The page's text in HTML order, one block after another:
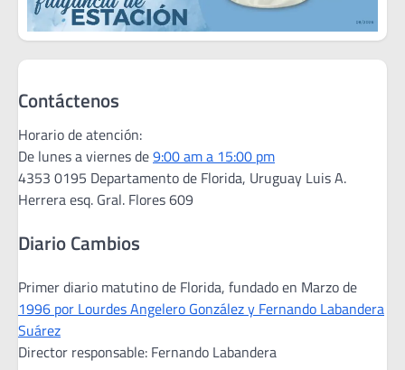
Contáctenos
Horario de atención:
De lunes a viernes de9:00 am a 15:00 pm
4353 0195 Departamento de Florida, Uruguay Luis A.
Herrera esq. Gral. Flores 609
Diario Cambios
Primer diario matutino de Florida, fundado en Marzo de
1996 por Lourdes Angelero González y Fernando Labandera
Suárez
Director responsable: Fernando Labandera